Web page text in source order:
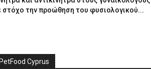
στόχο την προώθηση του φυσιολογικού...
PetFood Cyprus